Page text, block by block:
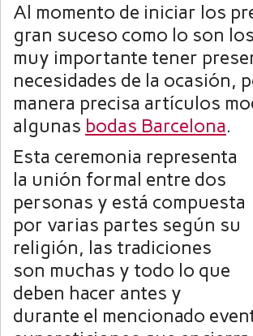
Al momento de iniciar los
gran suceso como lo son
muy importante tener
necesidades de la ocasión,
manera precisa artículos
algunas bodas Barcelona.
Esta ceremonia representa
la unión formal entre dos
personas y está compuesta
por varias partes según su
religión, las tradiciones
son muchas y todo lo que
deben hacer antes y
durante el mencionado